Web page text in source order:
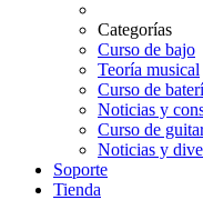
Categorías
Curso de bajo
Teoría musical
Curso de
Noticias y
Curso de
Noticias y
Soporte
Tienda